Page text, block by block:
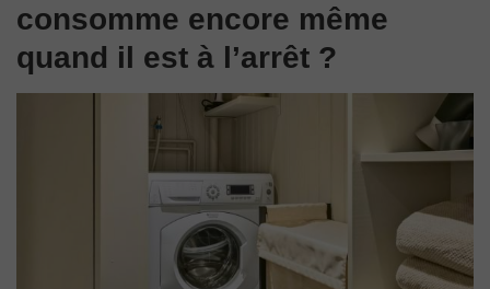
consomme encore même
quand il est à l’arrêt ?